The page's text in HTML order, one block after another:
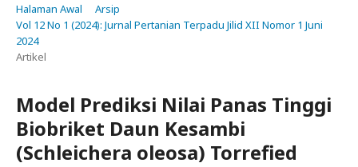
Halaman Awal
Arsip
Vol 12 No 1 (2024): Jurnal Pertanian Terpadu Jilid XII Nomor 1 Juni
2024
Artikel
Model Prediksi Nilai Panas Tinggi
Biobriket Daun Kesambi
(Schleichera oleosa) Torrefied